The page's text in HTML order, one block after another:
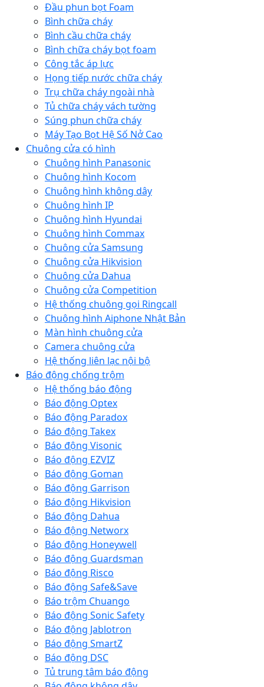
Đầu phun bọt Foam
Bình chữa cháy
Bình cầu chữa cháy
Bình chữa cháy bọt foam
Công tắc áp lực
Họng tiếp nước chữa cháy
Trụ chữa cháy ngoài nhà
Tủ chữa cháy vách tường
Súng phun chữa cháy
Máy Tạo Bọt Hệ Số Nở Cao
Chuông cửa có hình
Chuông hình Panasonic
Chuông hình Kocom
Chuông hình không dây
Chuông hình IP
Chuông hình Hyundai
Chuông hình Commax
Chuông cửa Samsung
Chuông cửa Hikvision
Chuông cửa Dahua
Chuông cửa Competition
Hệ thống chuông gọi Ringcall
Chuông hình Aiphone Nhật Bản
Màn hình chuông cửa
Camera chuông cửa
Hệ thống liên lạc nội bộ
Báo động chống trộm
Hệ thống báo động
Báo động Optex
Báo động Paradox
Báo động Takex
Báo động Visonic
Báo động EZVIZ
Báo động Goman
Báo động Garrison
Báo động Hikvision
Báo động Dahua
Báo động Networx
Báo động Honeywell
Báo động Guardsman
Báo động Risco
Báo động Safe&Save
Báo trộm Chuango
Báo động Sonic Safety
Báo động Jablotron
Báo động SmartZ
Báo động DSC
Tủ trung tâm báo động